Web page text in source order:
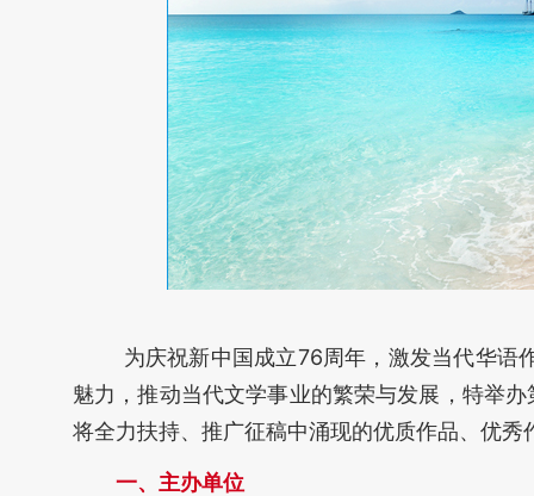
为庆祝新中国成立76周年，激发当代华语
魅力，推动当代文学事业的繁荣与发展，特举
将全力扶持、推广征稿中涌现的优质作品、优
一、主办单位